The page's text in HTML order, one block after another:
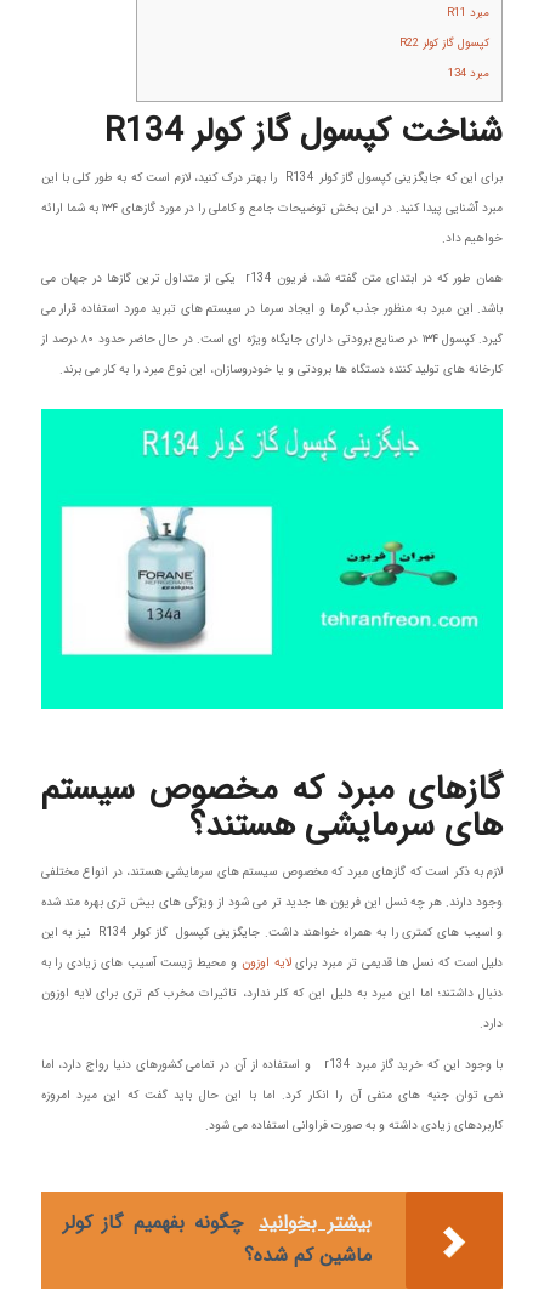
مبرد R11
کپسول گاز کولر R22
مبرد 134
شناخت کپسول گاز کولر R134
برای این که جایگزینی کپسول گاز کولر R134 را بهتر درک کنید، لازم است که به طور کلی با این
مبرد آشنایی پیدا کنید. در این بخش توضیحات جامع و کاملی را در مورد گازهای ۱۳۴ به شما ارائه
خواهیم داد.
همان طور که در ابتدای متن گفته شد، فریون r134 یکی از متداول ترین گازها در جهان می
باشد. این مبرد به منظور جذب گرما و ایجاد سرما در سیستم های تبرید مورد استفاده قرار می
گیرد. کپسول ۱۳۴ در صنایع برودتی دارای جایگاه ویژه ای است. در حال حاضر حدود ۸۰ درصد از
کارخانه های تولید کننده دستگاه ها برودتی و یا خودروسازان، این نوع مبرد را به کار می برند.
گازهای مبرد که مخصوص سیستم
های سرمایشی هستند؟
لازم به ذکر است که گازهای مبرد که مخصوص سیستم های سرمایشی هستند، در انواع مختلفی
وجود دارند. هر چه نسل این فریون ها جدید تر می شود از ویژگی های بیش تری بهره مند شده
و اسیب های کمتری را به همراه خواهند داشت. جایگزینی کپسول گاز کولر R134 نیز به این
دلیل است که نسل ها قدیمی تر مبرد برایلایه اوزون و محیط زیست آسیب های زیادی را به
دنبال داشتند؛ اما این مبرد به دلیل این که کلر ندارد، تاثیرات مخرب کم تری برای لایه اوزون
دارد.
با وجود این که خرید گاز مبرد r134 و استفاده از آن در تمامی کشورهای دنیا رواج دارد، اما
نمی توان جنبه های منفی آن را انکار کرد. اما با این حال باید گفت که این مبرد امروزه
کاربردهای زیادی داشته و به صورت فراوانی استفاده می شود.
بیشتر بخوانید چگونه بفهمیم گاز کولر
ماشین کم شده؟